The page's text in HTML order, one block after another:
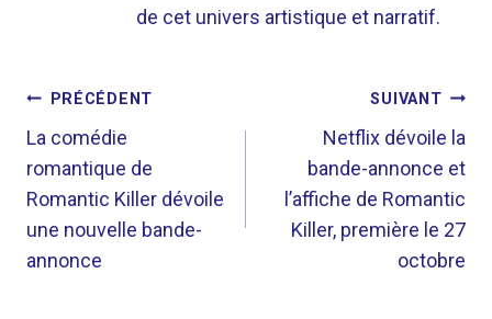
de cet univers artistique et narratif.
NAVIGATION
DE
L’ARTICLE
PRÉCÉDENT
La comédie
romantique de
Romantic Killer dévoile
une nouvelle bande-
annonce
SUIVANT
Netflix dévoile la
bande-annonce et
l’affiche de Romantic
Killer, première le 27
octobre